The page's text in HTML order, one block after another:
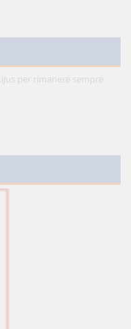
per rimanere sempre